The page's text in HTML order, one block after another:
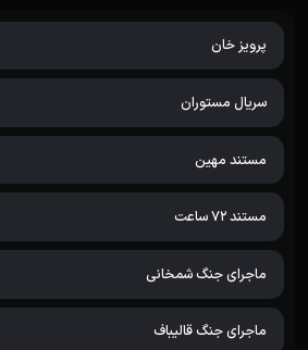
پرویز خان
سریال مستوران
مستند مهین
مستند 72 ساعت
ماجرای جنگ شمخانی
ماجرای جنگ قالیباف